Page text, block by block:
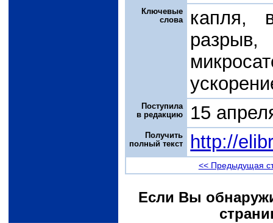
Ключевые
слова
капля,
Поступила
в редакцию
15
Получить
полный текст
http://
<< Предыдущая
Если Вы